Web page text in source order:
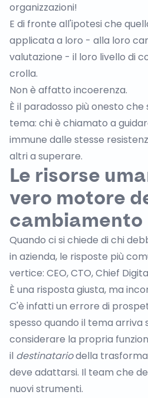
organizzazioni!
E di fronte all'ipotesi che
applicata a loro - alla loro
valutazione - il loro livello di
crolla.
Non è affatto incoerenza.
È il paradosso più onesto
tema: chi è chiamato a
immune dalle stesse
altri a superare.
Le risorse
vero motore
cambiamento
Quando ci si chiede di chi
in azienda, le risposte più
vertice: CEO, CTO, Chief
È una risposta giusta, ma
C'è infatti un errore di
spesso quando il tema arriva
considerare la propria
il destinatariodella
deve adattarsi. Il team che
nuovi strumenti.